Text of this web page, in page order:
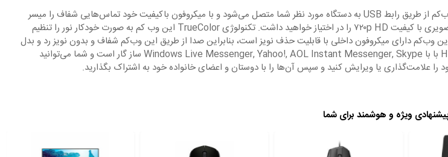
با وب‌کم مایکروسافت مدل LifeCam HD-3000 ارتباطی با کیفیت بالا را تجربه خواهید کرد. این وب‌کم از طریق رابط USB به دستگاه مورد نظر شما متصل می‌شود و با میکروفون باکیفیت خود تماس‌هایی شفاف را میسر
می‌سازد. با استفاده از این محصول کیفیت تصویر HD حقیقی را تجربه خواهید کرد و امکان چت تصویری با کیفیت ۷۲۰p HD را در اختیاز خواهید داشت. تکنولوژی TrueColor این وب کم به صورت خودکار نور را تنظیم
وب‌کم دارای میکروفون داخلی با قابلیت حذف نویز است، بنابراین صدا از طریق این وب‌کم شفاف و بدون نویز رد و بدل
می‌شود. از پایه اتصال این وب‌کم می‌توانید روی لپ‌تاپ، میز کار و لپ‌تاپ استفاده کنید. با HD-3000 با با Windows Live Messenger, Yahoo!, AOL Instant Messenger, Skype ساز گار است و شما می‌توانید
علامت‌گذاری یا ویرایش کنید و سپس آن‌ها را با دوستان و اعضای خانواده خود به اشتراک بگذارید.
ویژه و هوشمند برای شما